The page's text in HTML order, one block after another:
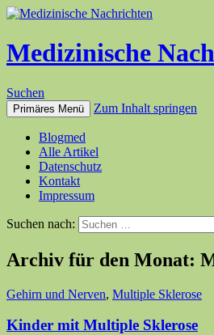
Medizinische
Suchen
Primäres Menü Zum Inhalt springen
Blogmed
Alle Artikel
Datenschutz
Kontakt
Impressum
Suchen nach:
Archiv für den Monat:
Gehirn und Nerven, Multiple Sklerose
Kinder mit Multiple Sklerose